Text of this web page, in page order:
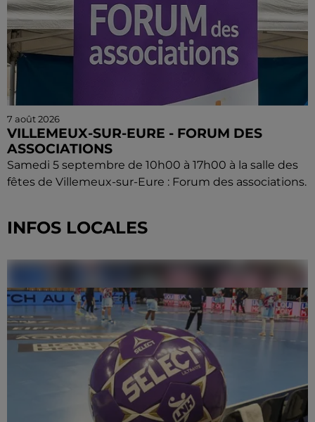
7 août 2026
VILLEMEUX-SUR-EURE - FORUM DES
ASSOCIATIONS
Samedi 5 septembre de 10h00 à 17h00 à la salle des
fêtes de Villemeux-sur-Eure : Forum des associations.
INFOS LOCALES